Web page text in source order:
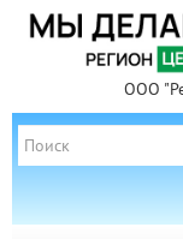
ООО